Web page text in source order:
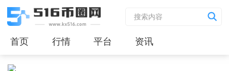
首页 行情 平台 资讯